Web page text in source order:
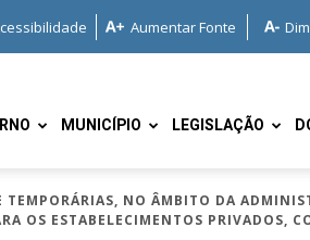
Aumentar Fonte
MUNICÍPIO LEGISLAÇÃO
NO ÂMBITO DA
OS ESTABELECIMENTOS PRIVADOS,